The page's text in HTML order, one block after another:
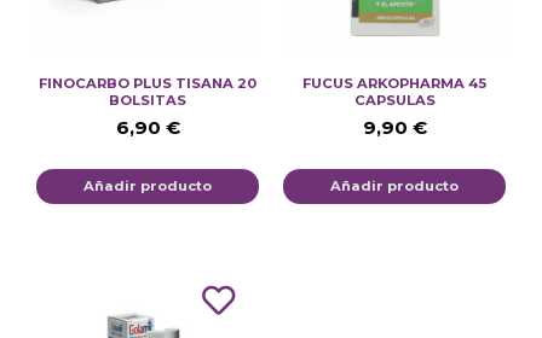
FINOCARBO PLUS TISANA 20
BOLSITAS
6,90 €
Añadir producto
FUCUS ARKOPHARMA 45
CAPSULAS
9,90 €
Añadir producto